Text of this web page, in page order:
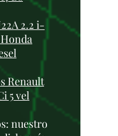
2.2 i-
Honda
Renault
5 vel
nuestro